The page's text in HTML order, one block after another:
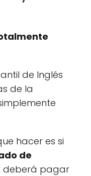
de Inglés
de la
hacer es si
de
deberá pagar